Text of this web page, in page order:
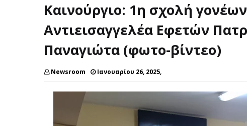
Καινούργιο: 1η σχολή
Αντιεισαγγελέα Εφετών
Παναγιώτα (φωτο-βίντεο)
Newsroom Ιανουαρίου 26, 2025,